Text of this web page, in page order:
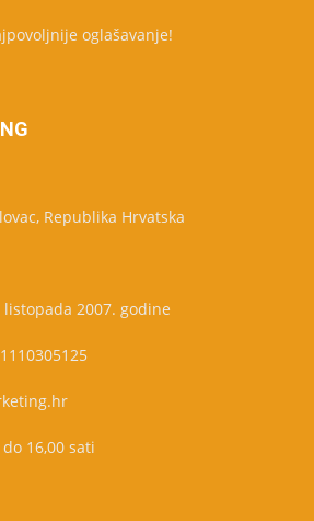
oglašavanje!
Republika Hrvatska
2007. godine
16,00 sati